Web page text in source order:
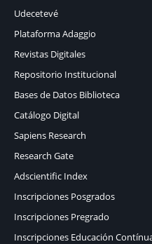
Udecetevé
Plataforma Adaggio
Revistas Digitales
Repositorio Institucional
Bases de Datos Biblioteca
Catálogo Digital
Sapiens Research
Research Gate
Adscientific Index
Inscripciones Posgrados
Inscripciones Pregrado
Inscripciones Educación